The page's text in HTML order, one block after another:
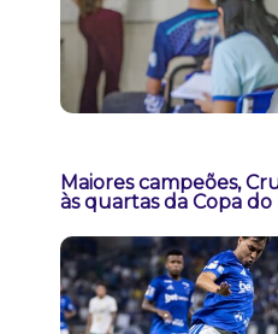
Maiores campeões,
às quartas da Copa do